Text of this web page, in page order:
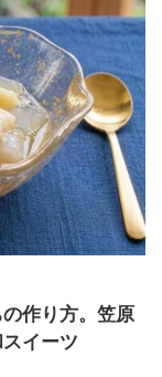
の作り方。笠原
イーツ